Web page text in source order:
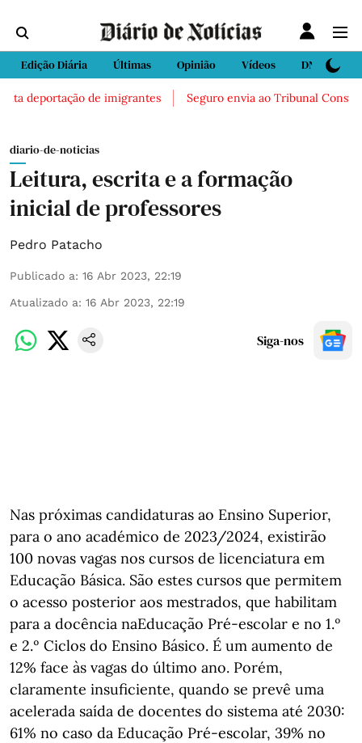
Edição Diária Últimas Opinião Vídeos DN Sport
deportação de imigrantes Seguro envia ao Tribunal
diario-de-noticias
Leitura, escrita e a formação
inicial de professores
Pedro Patacho
Publicado a: 16 Abr 2023, 22:19
Atualizado a: 16 Abr 2023, 22:19
Siga-nos
Nas próximas candidaturas ao Ensino Superior,
para o ano académico de 2023/2024, existirão
100 novas vagas nos cursos de licenciatura em
Educação Básica. São estes cursos que permitem
o acesso posterior aos mestrados, que habilitam
para a docência naEducação Pré-escolar e no 1.º
e 2.º Ciclos do Ensino Básico. É um aumento de
12% face às vagas do último ano. Porém,
claramente insuficiente, quando se prevê uma
acelerada saída de docentes do sistema até 2030:
61% no caso da Educação Pré-escolar, 39% no